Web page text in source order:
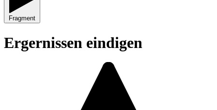
Fragment
Ergernissen eindigen